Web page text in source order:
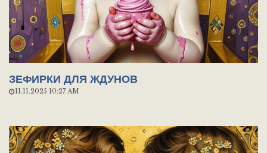
ЗЕФИРКИ ДЛЯ ЖДУНОВ
11.11.2025 10:27 AM